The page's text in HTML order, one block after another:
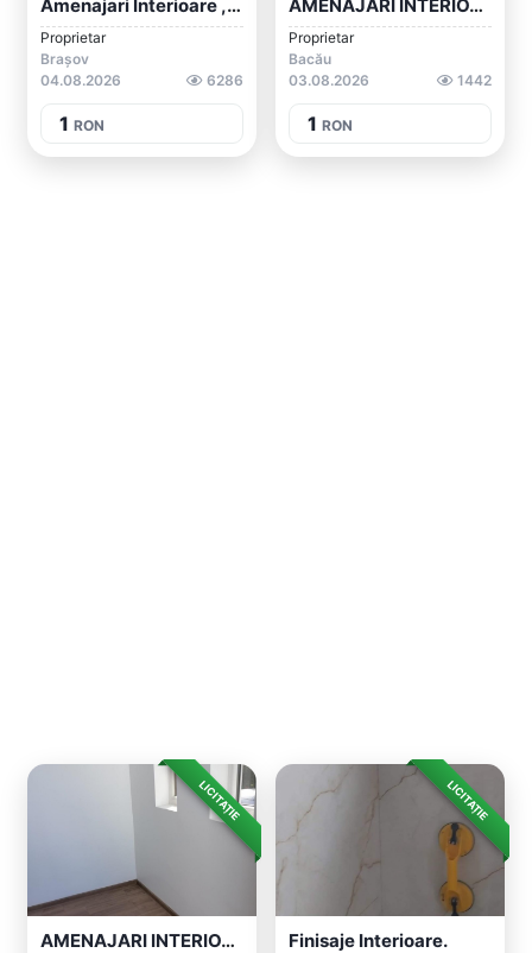
Amenajari Interioare ,exterioare
Proprietar
Brașov
04.08.2026
6286
1 RON
AMENAJĂRI INTERIOARE BACĂU.
Proprietar
Bacău
03.08.2026
1442
1 RON
LICITAȚIE
AMENAJARI INTERIOARE
LICITAȚIE
Finisaje Interioare.